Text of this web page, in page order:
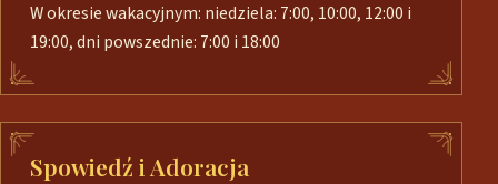
W okresie wakacyjnym: niedziela: 7:00, 10:00, 12:00 i
19:00, dni powszednie: 7:00 i 18:00
Spowiedź i Adoracja